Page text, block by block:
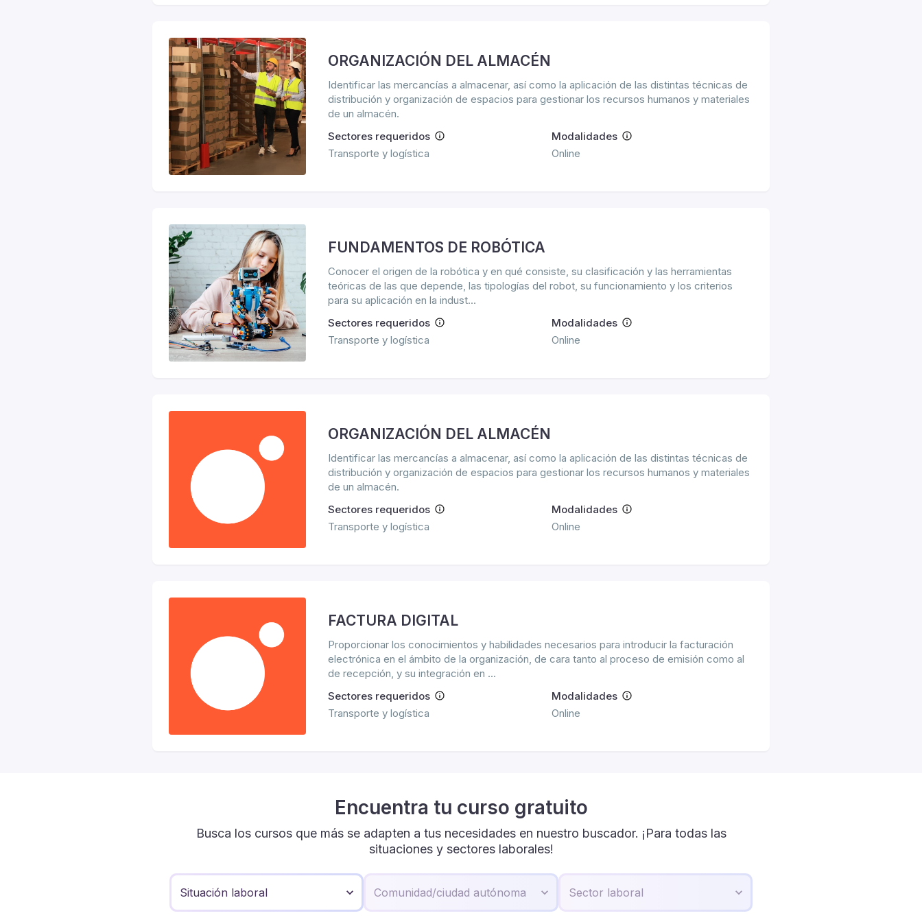
ORGANIZACIÓN DEL ALMACÉN
Identificar las mercancías a almacenar, así como la aplicación de las distintas técnicas de
distribución y organización de espacios para gestionar los recursos humanos y materiales
de un almacén.
Sectores requeridos
Transporte y logística
Modalidades
Online
FUNDAMENTOS DE ROBÓTICA
Conocer el origen de la robótica y en qué consiste, su clasificación y las herramientas
teóricas de las que depende, las tipologías del robot, su funcionamiento y los criterios
para su aplicación en la indust...
Sectores requeridos
Transporte y logística
Modalidades
Online
ORGANIZACIÓN DEL ALMACÉN
Identificar las mercancías a almacenar, así como la aplicación de las distintas técnicas de
distribución y organización de espacios para gestionar los recursos humanos y materiales
de un almacén.
Sectores requeridos
Transporte y logística
Modalidades
Online
FACTURA DIGITAL
Proporcionar los conocimientos y habilidades necesarios para introducir la facturación
electrónica en el ámbito de la organización, de cara tanto al proceso de emisión como al
de recepción, y su integración en ...
Sectores requeridos
Transporte y logística
Modalidades
Online
Encuentra tu curso gratuito
Busca los cursos que más se adapten a tus necesidades en nuestro buscador. ¡Para todas las
situaciones y sectores laborales!